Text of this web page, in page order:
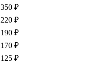
350 ₽
220 ₽
190 ₽
170 ₽
125 ₽